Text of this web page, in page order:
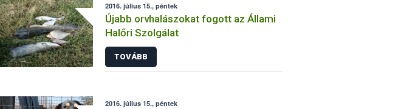
2016. július 15., péntek
Újabb orvhalászokat fogott az Állami
Halőri Szolgálat
TOVÁBB
2016. július 15., péntek